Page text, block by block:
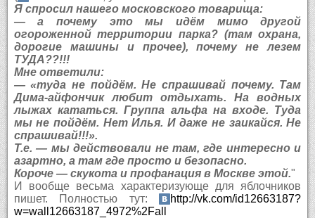
Я спросил нашего московского товарища:
— а почему это мы идём мимо другой
огороженной территории парка? (там охрана,
дорогие машины и прочее), почему не лезем
ТУДА??!!!
Мне ответили:
— «туда не пойдём. Не спрашивай почему. Там
Дима-айфончик любит отдыхать. На водных
лыжах кататься. Группа альфа на входе. Туда
мы не пойдём. Нет Илья. И даже не заикайся. Не
спрашивай!!!».
Т.е. — мы действовали не там, где интересно и
азартно, а там где просто и безопасно.
Короче — скукота и профанация в Москве этой."
И вообще весьма характеризующе для яблочников
пишет. Полностью тут:
http://vk.com/id12663187?
w=wall12663187_4972%2Fall